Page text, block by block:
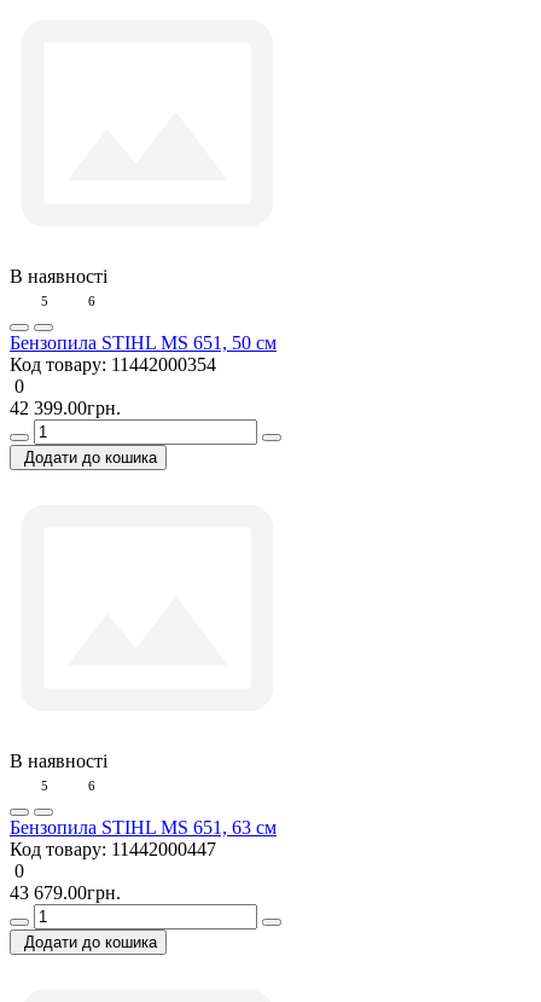
В наявності
5 6
Бензопила STIHL MS 651, 50 см
Код товару: 11442000354
0
42 399.00грн.
Додати до кошика
В наявності
5 6
Бензопила STIHL MS 651, 63 см
Код товару: 11442000447
0
43 679.00грн.
Додати до кошика